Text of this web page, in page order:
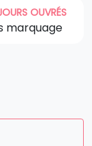
OUVRÉS
marquage